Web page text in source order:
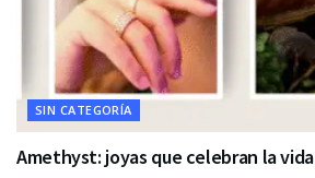
SIN CATEGORÍA
Amethyst: joyas que celebran la vida